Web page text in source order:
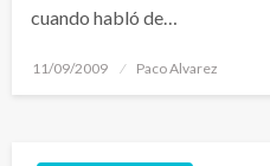
cuando habló de…
Publicado
11/09/2009 Paco Alvarez